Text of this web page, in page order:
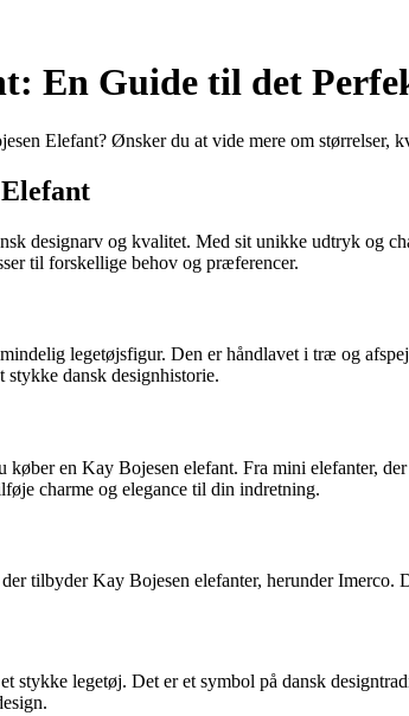
En Guide til det
Elefant? Ønsker du at vide mere om
designarv og kvalitet. Med sit unikke udtryk og
til forskellige behov og præferencer.
legetøjsfigur. Den er håndlavet i træ og
dansk designhistorie.
en Kay Bojesen elefant. Fra mini elefanter,
charme og elegance til din indretning.
tilbyder Kay Bojesen elefanter, herunder
stykke legetøj. Det er et symbol på dansk